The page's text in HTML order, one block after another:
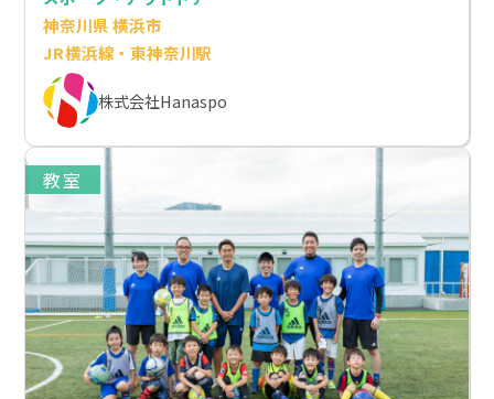
神奈川県 横浜市
JR横浜線・東神奈川駅
株式会社Hanaspo
教室